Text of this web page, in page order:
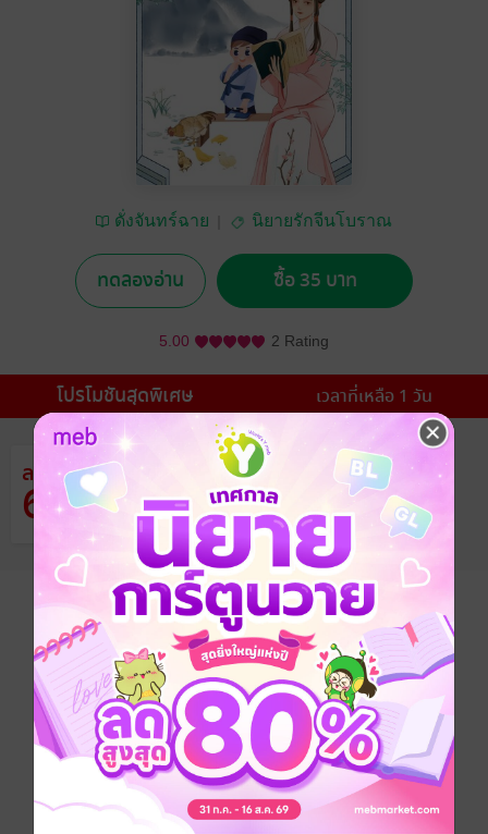
ดั่งจันทร์ฉาย นิยายรักจีนโบราณ
ทดลองอ่าน ซื้อ 35 บาท
5.00 2 Rating
โปรโมชันสุดพิเศษ เวลาที่เหลือ 1 วัน
ลด
63%
จากราคาปก 95 บาท
เหลือเพียง 35 บาท
อยากได้ ซื้อเป็นของขวัญ ติดตาม แชร์
หญิงสาวตกน้ำครองใกล้บ้าน ตื่นมาอีกทีกลายเป็นมารดา
ขององค์ชายในนิยายที่เธออ่าน เข้ามาในตอนที่ฮองเฮา
วางแผนจะกำจัดสองแม่ลูกออกจากวัง เธอต้องพาองค์ชาย
กลับไปทวงคืนความเป็นธรรมให้ได้